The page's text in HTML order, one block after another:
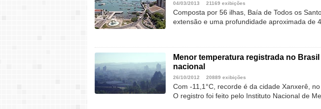
04/03/2013 21169 exibições
Composta por 56 ilhas, Baía de Todos os
extensão e uma profundidade aproximada de
Menor temperatura registrada no
nacional
26/10/2012 20889 exibições
Com -11,1°C, recorde é da cidade Xanxerê,
O registro foi feito pelo Instituto Nacional de